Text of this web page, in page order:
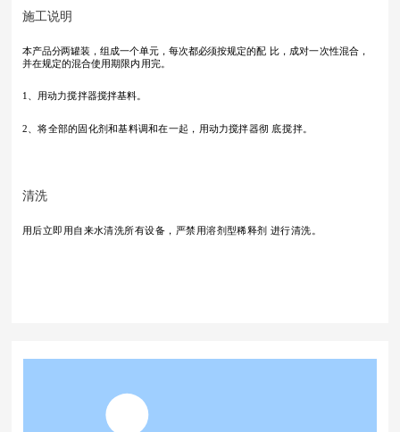
施工说明
本产品分两罐装，组成一个单元，每次都必须按规定的配 比，成对一次性混合，
并在规定的混合使用期限内用完。
1、用动力搅拌器搅拌基料。
2、将全部的固化剂和基料调和在一起，用动力搅拌器彻 底搅拌。
清洗
用后立即用自来水清洗所有设备，严禁用溶剂型稀释剂 进行清洗。